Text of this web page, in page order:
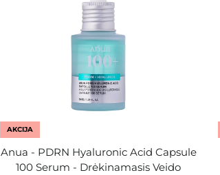
AKCIJA
Anua - PDRN Hyaluronic Acid Capsule
100 Serum - Drėkinamasis Veido